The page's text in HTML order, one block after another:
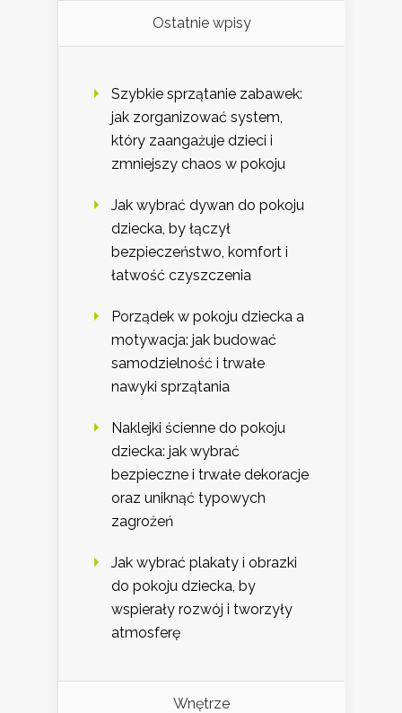
Ostatnie wpisy
Szybkie sprzątanie zabawek:
jak zorganizować system,
który zaangażuje dzieci i
zmniejszy chaos w pokoju
Jak wybrać dywan do pokoju
dziecka, by łączył
bezpieczeństwo, komfort i
łatwość czyszczenia
Porządek w pokoju dziecka a
motywacja: jak budować
samodzielność i trwałe
nawyki sprzątania
Naklejki ścienne do pokoju
dziecka: jak wybrać
bezpieczne i trwałe dekoracje
oraz uniknąć typowych
zagrożeń
Jak wybrać plakaty i obrazki
do pokoju dziecka, by
wspierały rozwój i tworzyły
atmosferę
Wnętrze